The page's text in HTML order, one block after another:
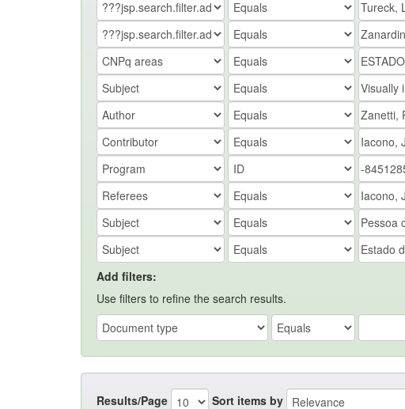
Add filters:
Use filters to refine the search results.
Results/Page Sort items by